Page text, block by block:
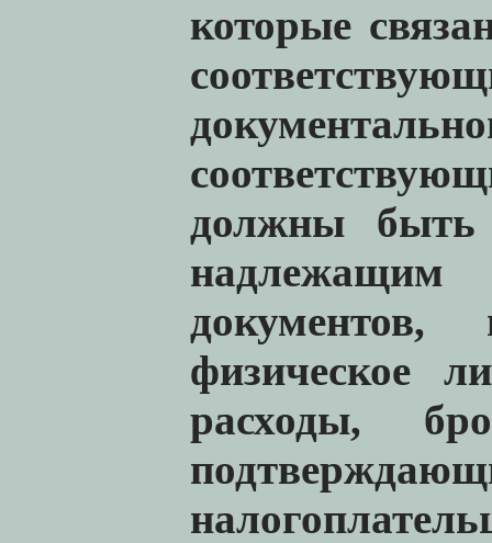
которые
должны быть
надлежащим
физическое
расходы,